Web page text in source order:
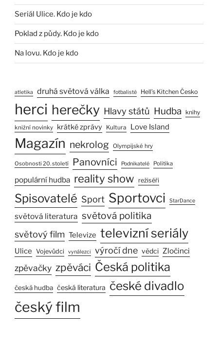
Seriál Ulice. Kdo je kdo
Poklad z půdy. Kdo je kdo
Na lovu. Kdo je kdo
atletika druhá světová válka fotbalisté Hell’s Kitchen Česko
herci herečky Hlavy států Hudba knihy
knižní novinky krátké zprávy Kultura Love Island
Magazín nekrolog Olympijské hry
Osobnosti 20. století Panovníci Podnikatelé Politika
populární hudba reality show režiséři
Spisovatelé Sport Sportovci StarDance
světová literatura světová politika
světový film Televize televizní seriály
Ulice Vojevůdci vynálezci výročí dne vědci Zločinci
zpěvačky zpěváci Česká politika
česká hudba česká literatura české divadlo
český film